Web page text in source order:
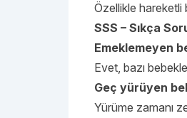
Özellikle hareketli
SSS – Sıkça
Emeklemeyen
Evet, bazı
Geç yürüyen
Yürüme zamanı